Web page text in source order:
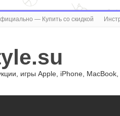
— Купить со скидкой
игры Apple, iPhone,